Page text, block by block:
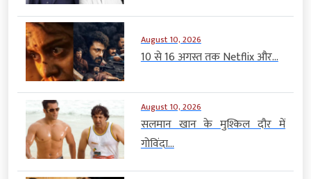
August 10, 2026
10 से 16 अगस्त तक Netflix और...
August 10, 2026
सलमान खान के मुश्किल दौर में
गोविंदा...